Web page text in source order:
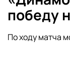
победу
По ходу матча